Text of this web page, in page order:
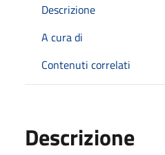
Descrizione
A cura di
Contenuti correlati
Descrizione